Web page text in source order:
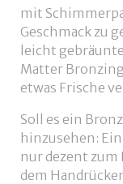
mit
Geschmack zu
leicht
Matter
etwas Frische
Soll es ein
hinzusehen:
nur dezent zum
dem